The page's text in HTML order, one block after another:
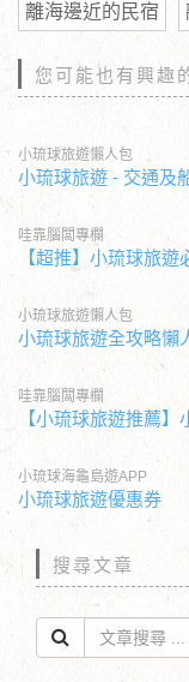
離海邊近的民宿
您可能也有興趣
小琉球旅遊懶人包
小琉球旅遊 - 交通及
哇靠腦闆專欄
【超推】小琉球旅
小琉球旅遊懶人包
小琉球旅遊全攻略懶
哇靠腦闆專欄
【小琉球旅遊推薦
小琉球海龜島遊APP
小琉球旅遊優惠券
搜尋文章